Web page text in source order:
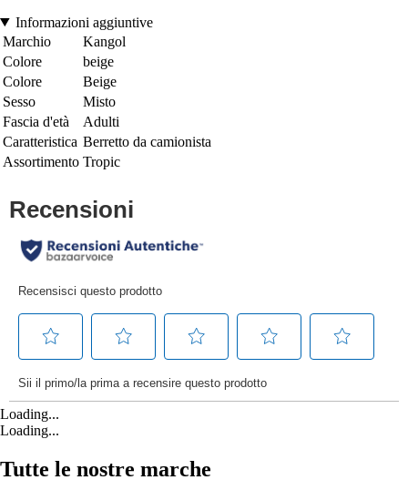
Informazioni aggiuntive
Marchio
Kangol
Colore
beige
Colore
Beige
Sesso
Misto
Fascia d'età
Adulti
Caratteristica Berretto da camionista
Assortimento Tropic
Loading...
Loading...
Tutte le nostre marche